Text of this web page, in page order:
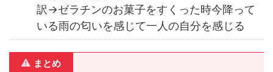
訳→ゼラチンのお菓子をすくった時今降って
いる雨の匂いを感じて一人の自分を感じる
まとめ